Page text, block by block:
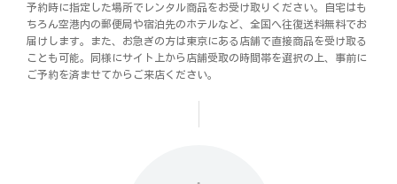
予約時に指定した場所でレンタル商品をお受け取りください。自宅はも
ちろん空港内の郵便局や宿泊先のホテルなど、全国へ往復送料無料でお
届けします。また、お急ぎの方は東京にある店舗で直接商品を受け取る
ことも可能。同様にサイト上から店舗受取の時間帯を選択の上、事前に
ご予約を済ませてからご来店ください。